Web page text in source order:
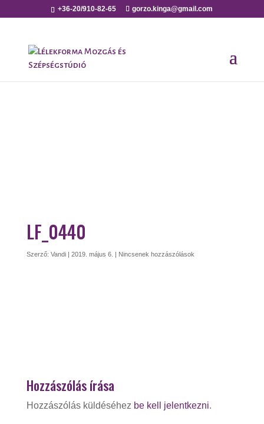
+36-20/910-82-65 gorzo.kinga@gmail.com
LF_0440
Szerző: Vandi| 2019. május 6. | Nincsenek hozzászólások
Hozzászólás írása
Hozzászólás küldéséhez be kell jelentkezni.